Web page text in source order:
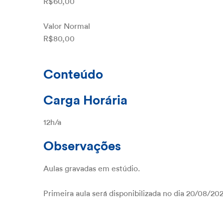
Valor Normal
R$80,00
Conteúdo
Carga Horária
12h/a
Observações
Aulas gravadas em estúdio.
Primeira aula será disponibilizada no dia 20/08/